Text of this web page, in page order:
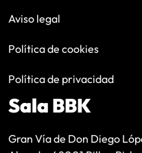
Aviso legal
Política de cookies
Política de privacidad
Sala BBK
Gran Vía de Don Diego